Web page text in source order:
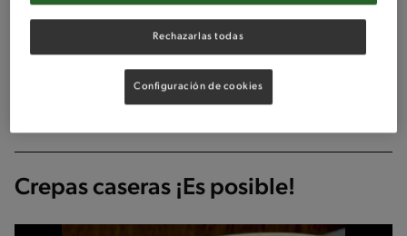
Crepas caseras ¡Es posible!
Rechazarlas todas
Configuración de cookies